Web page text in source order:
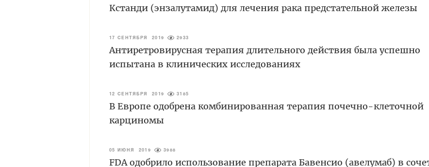
Кстанди (энзалутамид) для лечения рака предстательной железы
17 СЕНТЯБРЯ 2019 2933
Антиретровирусная терапия длительного действия была успешно
испытана в клинических исследованиях
12 СЕНТЯБРЯ 2019 3185
В Европе одобрена комбинированная терапия почечно-клеточной
карциномы
05 ИЮНЯ 2019 3988
FDA одобрило использование препарата Бавенсио (авелумаб) в